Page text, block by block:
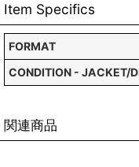
Item Specifics
FORMAT
CONDITION - JACKET/
関連商品